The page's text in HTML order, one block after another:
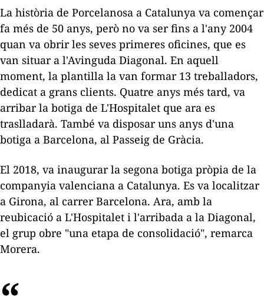
La història de Porcelanosa a Catalunya va començar
fa més de 50 anys, però no va ser fins a l'any 2004
quan va obrir les seves primeres oficines, que es
van situar a l'Avinguda Diagonal. En aquell
moment, la plantilla la van formar 13 treballadors,
dedicat a grans clients. Quatre anys més tard, va
arribar la botiga de L'Hospitalet que ara es
traslladarà. També va disposar uns anys d'una
botiga a Barcelona, al Passeig de Gràcia.
El 2018, va inaugurar la segona botiga pròpia de la
companyia valenciana a Catalunya. Es va localitzar
a Girona, al carrer Barcelona. Ara, amb la
reubicació a L'Hospitalet i l'arribada a la Diagonal,
el grup obre "una etapa de consolidació", remarca
Morera.